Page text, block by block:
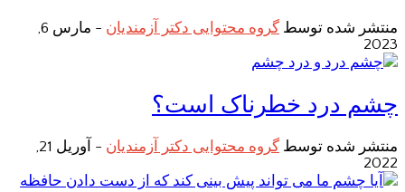
منتشر شده توسط گروه محتوایی دکتر آزمندیان -
مارس 6,
2023
چشم درد خطرناک است؟
منتشر شده توسط گروه محتوایی دکتر آزمندیان -
آوریل 21,
2022